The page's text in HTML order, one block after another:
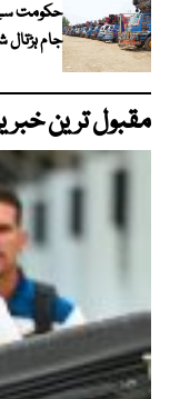
حکومت سے
جام ہڑتال
مقبول ترین